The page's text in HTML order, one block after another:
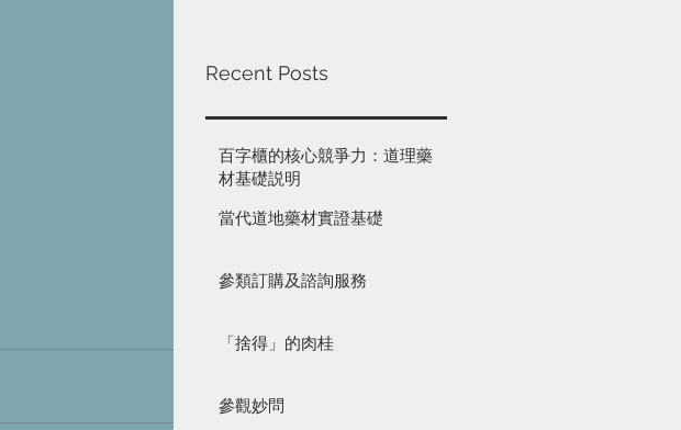
Recent Posts
百字櫃的核心競爭力：道理藥
材基礎説明
當代道地藥材實證基礎
參類訂購及諮詢服務
「捨得」的肉桂
參觀妙問